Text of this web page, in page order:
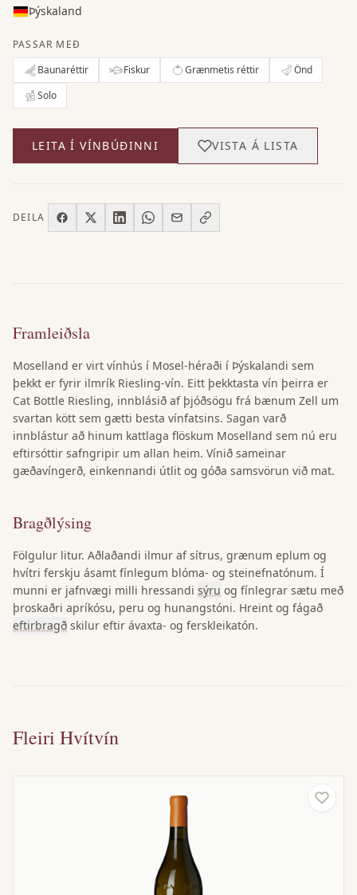
Þýskaland
PASSAR MEÐ
Baunaréttir
Fiskur Grænmetis réttir
Önd
Solo
LEITA Í VÍNBÚÐINNI VISTA Á LISTA
DEILA
Framleiðsla
Moselland er virt vínhús í Mosel-héraði í Þýskalandi sem
þekkt er fyrir ilmrík Riesling-vín. Eitt þekktasta vín þeirra er
Cat Bottle Riesling, innblásið af þjóðsögu frá bænum Zell um
svartan kött sem gætti besta vínfatsins. Sagan varð
innblástur að hinum kattlaga flöskum Moselland sem nú eru
eftirsóttir safngripir um allan heim. Vínið sameinar
gæðavíngerð, einkennandi útlit og góða samsvörun við mat.
Bragðlýsing
Fölgulur litur. Aðlaðandi ilmur af sítrus, grænum eplum og
hvítri ferskju ásamt fínlegum blóma- og steinefnatónum. Í
munni er jafnvægi milli hressandi sýru og fínlegrar sætu með
þroskaðri apríkósu, peru og hunangstóni. Hreint og fágað
eftirbragð skilur eftir ávaxta- og ferskleikatón.
Fleiri Hvítvín